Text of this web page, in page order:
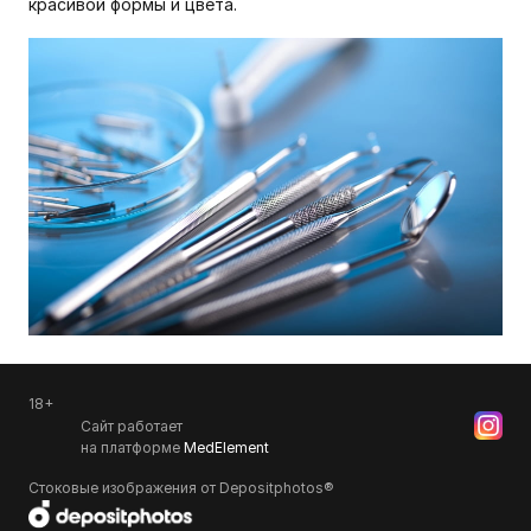
красивой формы и цвета.
18+
Сайт работает
на платформе MedElement
Стоковые изображения от Depositphotos®